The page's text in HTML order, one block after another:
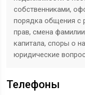
собственниками,
порядка общения с
прав, смена
капитала, споры о
юридические
Телефоны